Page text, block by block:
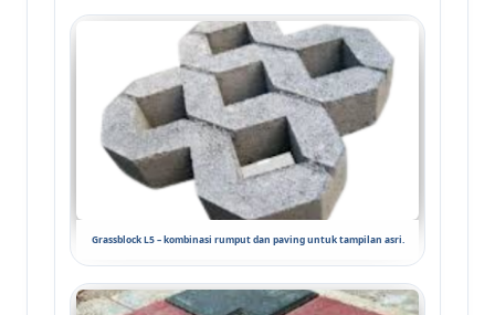
Grassblock L5 – kombinasi rumput dan paving untuk tampilan asri.